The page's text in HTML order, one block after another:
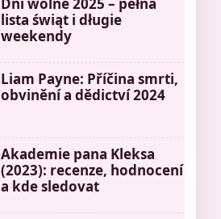
lista świąt i długie
weekendy
Liam Payne: Příčina smrti,
obvinění a dědictví 2024
Akademie pana Kleksa
(2023): recenze, hodnocení
a kde sledovat